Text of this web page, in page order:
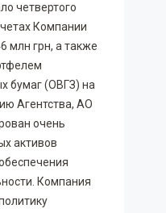
четвертого
Компании
млн грн, а также
бумаг (ОВГЗ) на
Агентства, АО
очень
активов
Компания